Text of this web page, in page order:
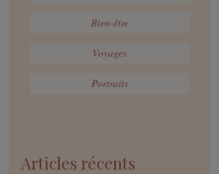
Bien-être
Voyages
Portraits
Articles récents